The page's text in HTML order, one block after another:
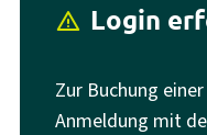
report_problem Login
Zur Buchung
Anmeldung mit